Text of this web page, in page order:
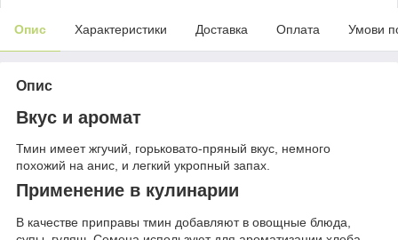
Опис Характеристики Доставка Оплата Умови
Опис
Вкус и аромат
Тмин имеет жгучий, горьковато-пряный вкус, немного
похожий на анис, и легкий укропный запах.
Применение в кулинарии
В качестве приправы тмин добавляют в овощные блюда,